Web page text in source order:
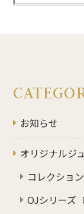
お知らせ
オリジナルジ
コレクショ
OJシリーズ